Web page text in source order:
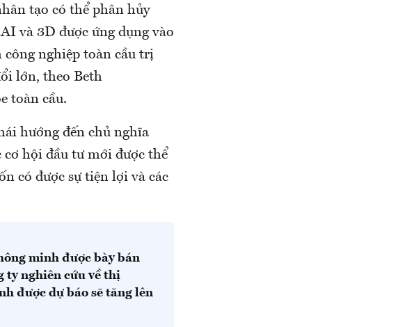
tạo có thể phân hủy
và 3D được ứng dụng vào
công nghiệp toàn cầu trị
lớn, theo Beth
toàn cầu.
hướng đến chủ nghĩa
cơ hội đầu tư mới được thể
có được sự tiện lợi và các
minh được bày bán
ty nghiên cứu về thị
được dự báo sẽ tăng lên